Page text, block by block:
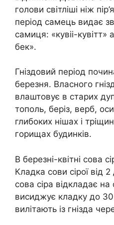
голови світліші ніж
період самець видає
самиця: «кувіі-кувітт»
бек».
Гніздовий період
березня. Власного
влаштовує в старих
тополь, беріз, верб,
глибоких нішах і
горищах будинків.
В березні-квітні сова
Кладка сови сірої від
сова сіра відкладає
висиджує кладку до
вилітають із гнізда